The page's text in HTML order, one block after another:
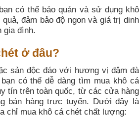
có thể bảo quản và sử dụng khô
đảm bảo độ ngon và giá trị dinh
gia đình.
ở đâu?
sản độc đáo với hương vị đậm đà
có thể dễ dàng tìm mua khô cá
tín trên toàn quốc, từ các cửa hàng
bán hàng trực tuyến. Dưới đây là
chỉ mua khô cá chét chất lượng: